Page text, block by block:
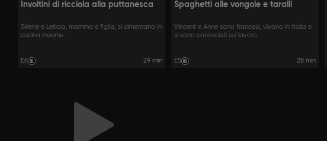
Involtini di ricciola alla puttanesca
Sirlene e Leticia, mamma e figlia, si cimentano in
cucina insieme.
E6 29 min
Spaghetti alle vongole e taralli
Vincent e Anne sono francesi, vivono in Italia e
si sono conosciuti sul lavoro.
E5 28 min